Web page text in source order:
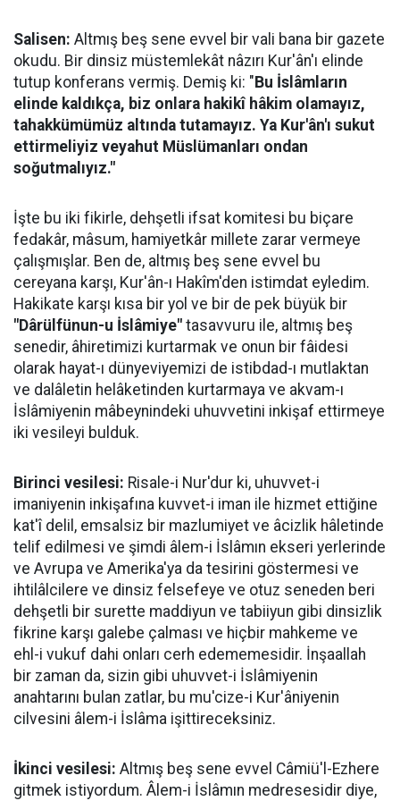
Salisen: Altmış beş sene evvel bir vali bana bir gazete
okudu. Bir dinsiz müstemlekât nâzırı Kur'ân'ı elinde
tutup konferans vermiş. Demiş ki: " Bu İslâmların
elinde kaldıkça, biz onlara hakikî hâkim olamayız,
tahakkümümüz altında tutamayız. Ya Kur'ân'ı sukut
ettirmeliyiz veyahut Müslümanları ondan
soğutmalıyız."
İşte bu iki fikirle, dehşetli ifsat komitesi bu biçare
fedakâr, mâsum, hamiyetkâr millete zarar vermeye
çalışmışlar. Ben de, altmış beş sene evvel bu
cereyana karşı, Kur'ân-ı Hakîm'den istimdat eyledim.
Hakikate karşı kısa bir yol ve bir de pek büyük bir
"Dârülfünun-u İslâmiye" tasavvuru ile, altmış beş
senedir, âhiretimizi kurtarmak ve onun bir fâidesi
olarak hayat-ı dünyeviyemizi de istibdad-ı mutlaktan
ve dalâletin helâketinden kurtarmaya ve akvam-ı
İslâmiyenin mâbeynindeki uhuvvetini inkişaf ettirmeye
iki vesileyi bulduk.
Birinci vesilesi: Risale-i Nur'dur ki, uhuvvet-i
imaniyenin inkişafına kuvvet-i iman ile hizmet ettiğine
kat'î delil, emsalsiz bir mazlumiyet ve âcizlik hâletinde
telif edilmesi ve şimdi âlem-i İslâmın ekseri yerlerinde
ve Avrupa ve Amerika'ya da tesirini göstermesi ve
ihtilâlcilere ve dinsiz felsefeye ve otuz seneden beri
dehşetli bir surette maddiyun ve tabiiyun gibi dinsizlik
fikrine karşı galebe çalması ve hiçbir mahkeme ve
ehl-i vukuf dahi onları cerh edememesidir. İnşaallah
bir zaman da, sizin gibi uhuvvet-i İslâmiyenin
anahtarını bulan zatlar, bu mu'cize-i Kur'âniyenin
cilvesini âlem-i İslâma işittireceksiniz.
İkinci vesilesi: Altmış beş sene evvel Câmiü'l-Ezhere
gitmek istiyordum. Âlem-i İslâmın medresesidir diye,